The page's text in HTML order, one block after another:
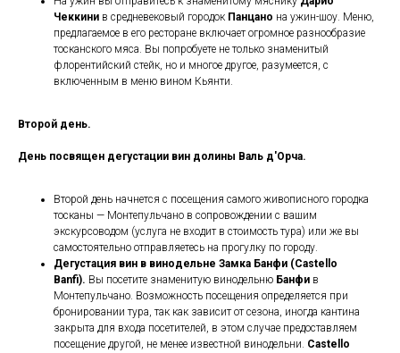
Чеккини в средневековый городок Панцано на ужин-шоу. Меню,
предлагаемое в его ресторане включает огромное разнообразие
тосканского мяса. Вы попробуете не только знаменитый
флорентийский стейк, но и многое другое, разумеется, с
включенным в меню вином Кьянти.
Второй день.
День посвящен дегустации вин долины Валь д'Орча.
Второй день начнется с посещения самого живописного городка
тосканы — Монтепульчано в сопровождении с вашим
экскурсоводом (услуга не входит в стоимость тура) или же вы
самостоятельно отправляетесь на прогулку по городу.
Дегустация вин в винодельне Замка Банфи (Castello
Banfi). Вы посетите знаменитую винодельню Банфи в
Монтепульчано. Возможность посещения определяется при
бронировании тура, так как зависит от сезона, иногда кантина
закрыта для входа посетителей, в этом случае предоставляем
посещение другой, не менее известной винодельни. Castello